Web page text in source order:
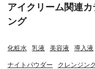
アイクリーム関連
ング
化粧水 乳液 美容液 導入液
ナイトパウダー クレンジン